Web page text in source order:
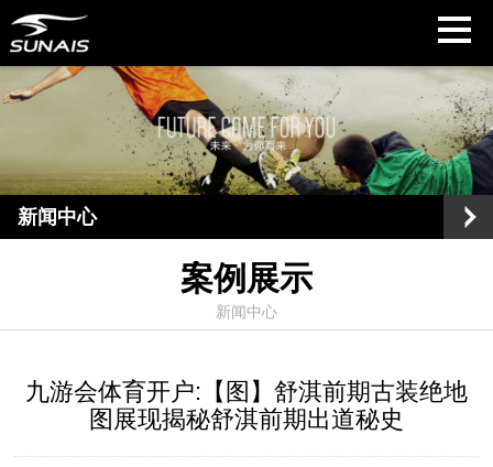
新闻中心
案例展示
新闻中心
九游会体育开户:【图】舒淇前期古装绝地
图展现揭秘舒淇前期出道秘史